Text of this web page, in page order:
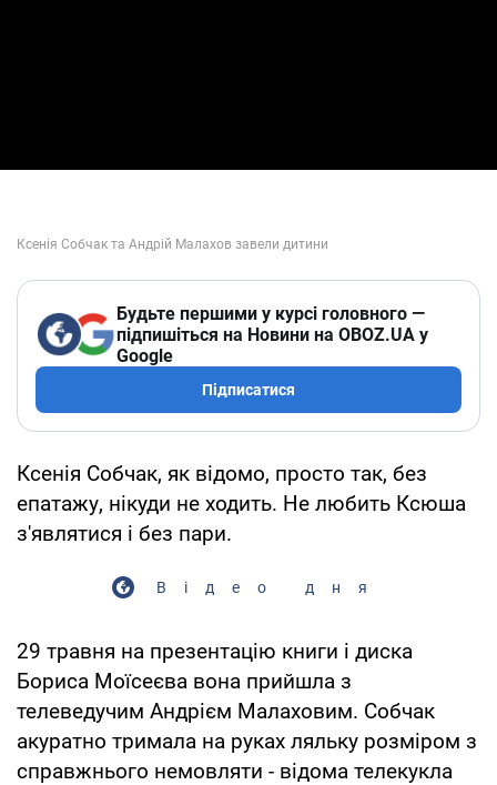
Будьте першими у курсі головного —
підпишіться на Новини на OBOZ.UA у
Google
Підписатися
Ксенія Собчак, як відомо, просто так, без
епатажу, нікуди не ходить. Не любить Ксюша
з'являтися і без пари.
Відео дня
29 травня на презентацію книги і диска
Бориса Моїсеєва вона прийшла з
телеведучим Андрієм Малаховим. Собчак
акуратно тримала на руках ляльку розміром з
справжнього немовляти - відома телекукла